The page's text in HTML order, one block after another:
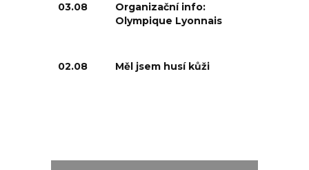
03.08
Organizační info:
Olympique Lyonnais
02.08 Měl jsem husí kůži